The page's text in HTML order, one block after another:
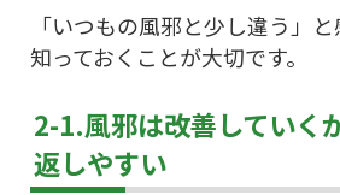
「いつもの風邪と少し違う」
知っておくことが大切です。
2-1.風邪は改善していく
返しやすい